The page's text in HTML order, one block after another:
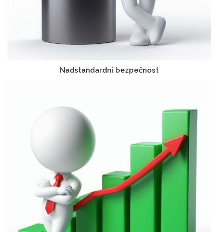
Nadstandardní bezpečnost